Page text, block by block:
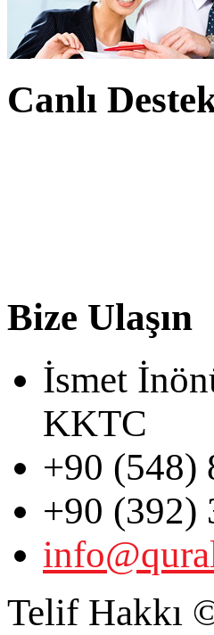
Canlı
Bize Ulaşın
İsmet
KKTC
+90 (548)
+90 (392)
Telif Hakkı